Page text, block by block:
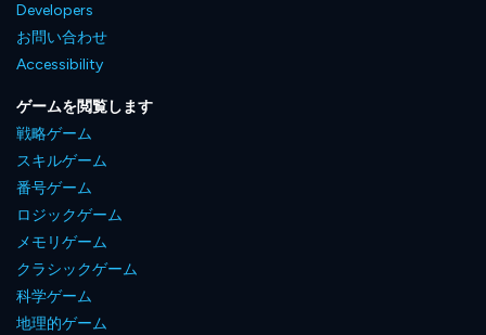
Developers
お問い合わせ
Accessibility
ゲームを閲覧します
戦略ゲーム
スキルゲーム
番号ゲーム
ロジックゲーム
メモリゲーム
クラシックゲーム
科学ゲーム
地理的ゲーム